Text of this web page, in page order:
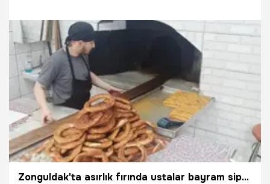
26.05.2026 Gündem
Zonguldak'ta asırlık fırında ustalar bayram siparişlerine yetişemiyor: Meşe odunu ateşinde pişiyor, euro ile yarışıyor!